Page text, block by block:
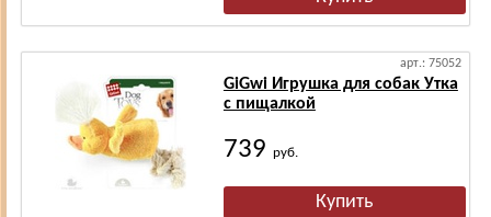
арт.: 75052
GiGwi Игрушка для собак Утка
с пищалкой
739 руб.